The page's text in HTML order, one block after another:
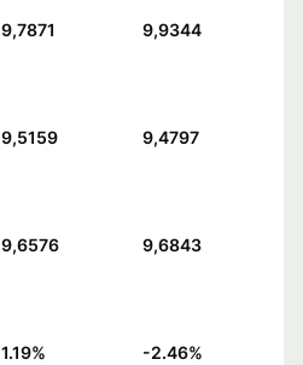
9,7871 9,9344
9,5159 9,4797
9,6576 9,6843
1.19% -2.46%